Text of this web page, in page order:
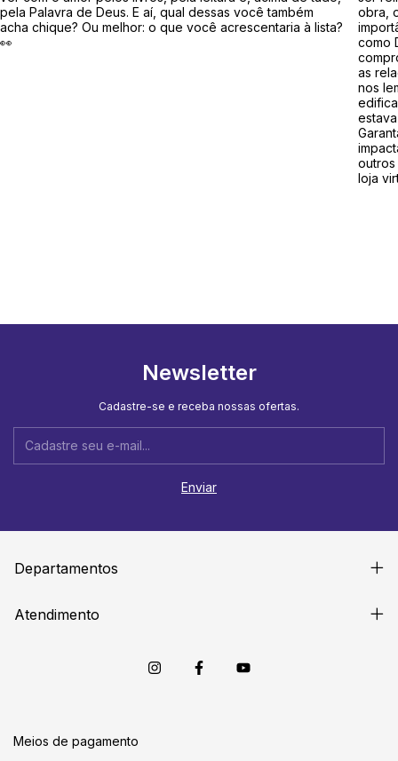
Newsletter
Cadastre-se e receba nossas ofertas.
Departamentos
Atendimento
Meios de pagamento